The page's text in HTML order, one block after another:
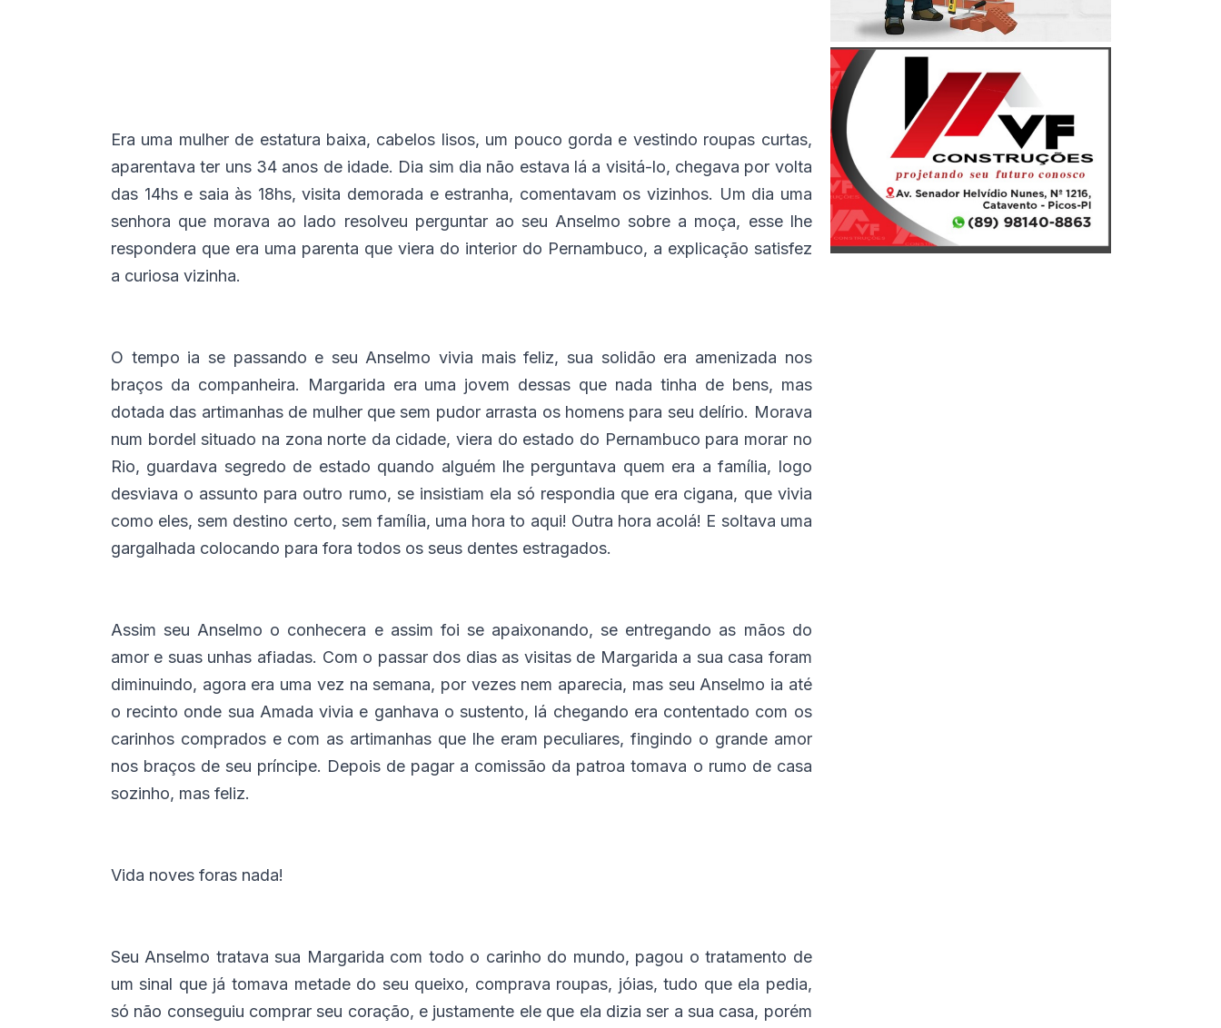
Era uma mulher de estatura baixa, cabelos lisos, um pouco gorda e vestindo roupas curtas,
aparentava ter uns 34 anos de idade. Dia sim dia não estava lá a visitá-lo, chegava por volta
das 14hs e saia às 18hs, visita demorada e estranha, comentavam os vizinhos. Um dia uma
senhora que morava ao lado resolveu perguntar ao seu Anselmo sobre a moça, esse lhe
respondera que era uma parenta que viera do interior do Pernambuco, a explicação satisfez
a curiosa vizinha.
O tempo ia se passando e seu Anselmo vivia mais feliz, sua solidão era amenizada nos
braços da companheira. Margarida era uma jovem dessas que nada tinha de bens, mas
dotada das artimanhas de mulher que sem pudor arrasta os homens para seu delírio. Morava
num bordel situado na zona norte da cidade, viera do estado do Pernambuco para morar no
Rio, guardava segredo de estado quando alguém lhe perguntava quem era a família, logo
desviava o assunto para outro rumo, se insistiam ela só respondia que era cigana, que vivia
como eles, sem destino certo, sem família, uma hora to aqui! Outra hora acolá! E soltava uma
gargalhada colocando para fora todos os seus dentes estragados.
Assim seu Anselmo o conhecera e assim foi se apaixonando, se entregando as mãos do
amor e suas unhas afiadas. Com o passar dos dias as visitas de Margarida a sua casa foram
diminuindo, agora era uma vez na semana, por vezes nem aparecia, mas seu Anselmo ia até
o recinto onde sua Amada vivia e ganhava o sustento, lá chegando era contentado com os
carinhos comprados e com as artimanhas que lhe eram peculiares, fingindo o grande amor
nos braços de seu príncipe. Depois de pagar a comissão da patroa tomava o rumo de casa
sozinho, mas feliz.
Vida noves foras nada!
Seu Anselmo tratava sua Margarida com todo o carinho do mundo, pagou o tratamento de
um sinal que já tomava metade do seu queixo, comprava roupas, jóias, tudo que ela pedia,
só não conseguiu comprar seu coração, e justamente ele que ela dizia ser a sua casa, porém